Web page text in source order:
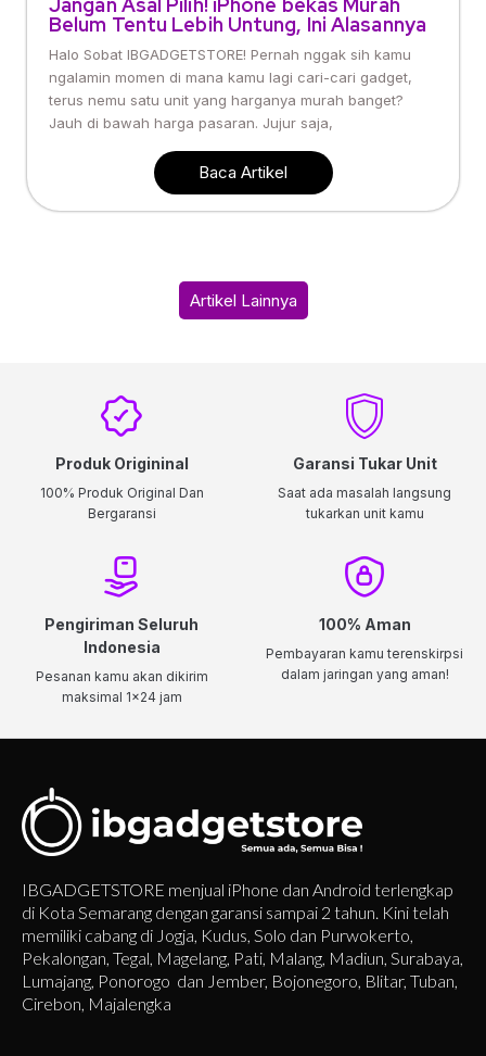
Jangan Asal Pilih! iPhone bekas Murah
Belum Tentu Lebih Untung, Ini Alasannya
Halo Sobat IBGADGETSTORE! Pernah nggak sih kamu
ngalamin momen di mana kamu lagi cari-cari gadget,
terus nemu satu unit yang harganya murah banget?
Jauh di bawah harga pasaran. Jujur saja,
Baca Artikel
Artikel Lainnya
Produk Origininal
100% Produk Original Dan
Bergaransi
Garansi Tukar Unit
Saat ada masalah langsung
tukarkan unit kamu
Pengiriman Seluruh
Indonesia
Pesanan kamu akan dikirim
maksimal 1x24 jam
100% Aman
Pembayaran kamu terenskirpsi
dalam jaringan yang aman!
IBGADGETSTORE menjual iPhone dan Android terlengkap
di Kota Semarang dengan garansi sampai 2 tahun. Kini telah
memiliki cabang di Jogja, Kudus, Solo dan Purwokerto,
Pekalongan, Tegal, Magelang, Pati, Malang, Madiun, Surabaya,
Lumajang, Ponorogo dan Jember, Bojonegoro, Blitar, Tuban,
Cirebon, Majalengka